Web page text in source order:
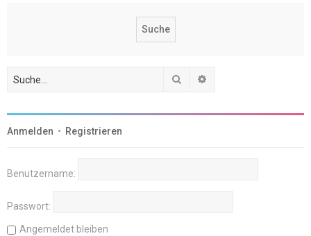
Suche
Anmelden • Registrieren
Benutzername:
Passwort:
Angemeldet bleiben